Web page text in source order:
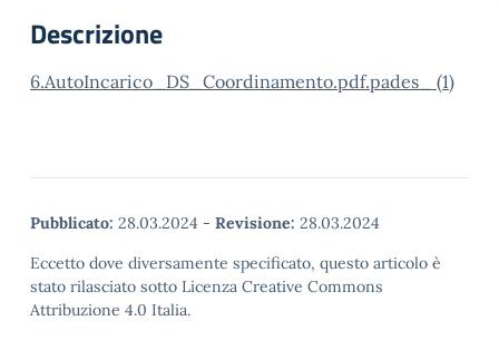
Descrizione
6.AutoIncarico_DS_Coordinamento.pdf.pades_ (1)
Pubblicato: 28.03.2024 - Revisione: 28.03.2024
Eccetto dove diversamente specificato, questo articolo è
stato rilasciato sotto Licenza Creative Commons
Attribuzione 4.0 Italia.